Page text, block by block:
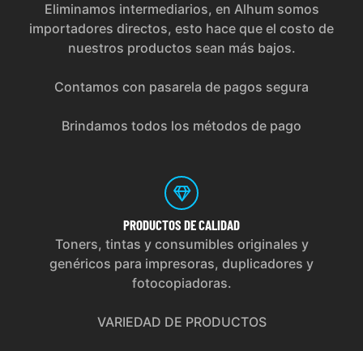
Eliminamos intermediarios, en Alhum somos
importadores directos, esto hace que el costo de
nuestros productos sean más bajos.
Contamos con pasarela de pagos segura
Brindamos todos los métodos de pago
PRODUCTOS DE CALIDAD
Toners, tintas y consumibles originales y
genéricos para impresoras, duplicadores y
fotocopiadoras.
VARIEDAD DE PRODUCTOS